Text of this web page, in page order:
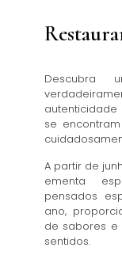
Descubra
se
A partir de
ementa
pensados
ano,
de sabores e
sentidos.